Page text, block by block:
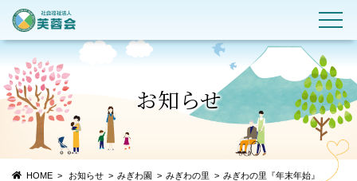
お知らせ
HOME お知らせ みぎわ園 みぎわの里 みぎわの里『年末年始』